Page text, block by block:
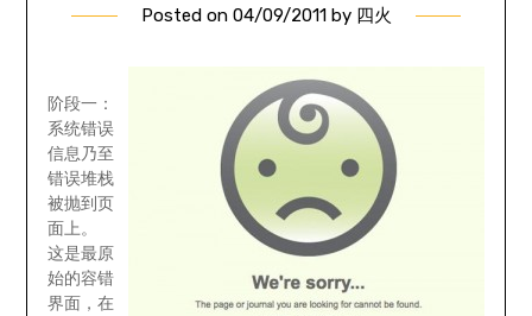
Posted on 04/09/2011by 四火
阶段一：
系统错误
信息乃至
错误堆栈
被抛到页
面上。
这是最原
始的容错
界面，在